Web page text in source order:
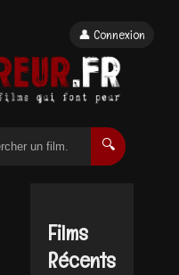
🔍
👤 Connexion
Films
Récents